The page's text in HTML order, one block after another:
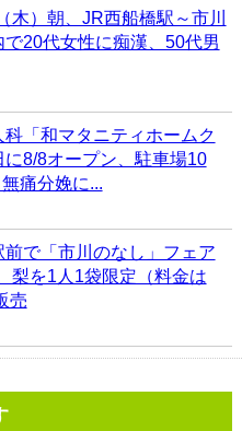
木）朝、JR西船橋駅～市川
20代女性に痴漢、50代男
科「和マタニティホームク
に8/8オープン、駐車場10
痛分娩に...
前で「市川のなし」フェア
梨を1人1袋限定（料金は
売